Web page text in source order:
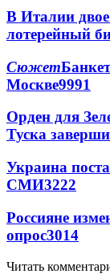
В Италии
лотерейный
Сюжет
Москве9991
Орден для
Туска
Украина
СМИ3222
Россияне
опрос3014
Читать